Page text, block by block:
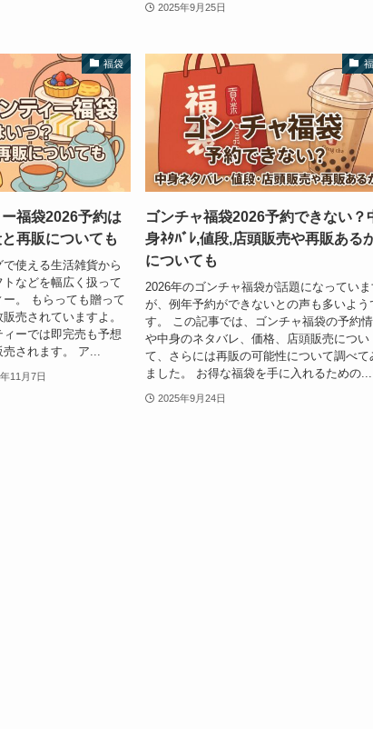
2025年9月25日
福袋
福袋2026予約は
再販についても
使える生活雑貨から
などを幅広く扱って
。 もらっても贈って
売されていますよ。
ーでは即完売も予想
されます。 ア...
11月7日
ゴンチャ福袋2026予約できない？
身ﾈﾀﾊﾞﾚ,値段,店頭販売や再販ある
についても
2026年のゴンチャ福袋が話題になってい
が、例年予約ができないとの声も多いよう
す。 この記事では、ゴンチャ福袋の予約
や中身のネタバレ、価格、店頭販売につい
て、さらには再販の可能性について調べて
ました。 お得な福袋を手に入れるための...
2025年9月24日